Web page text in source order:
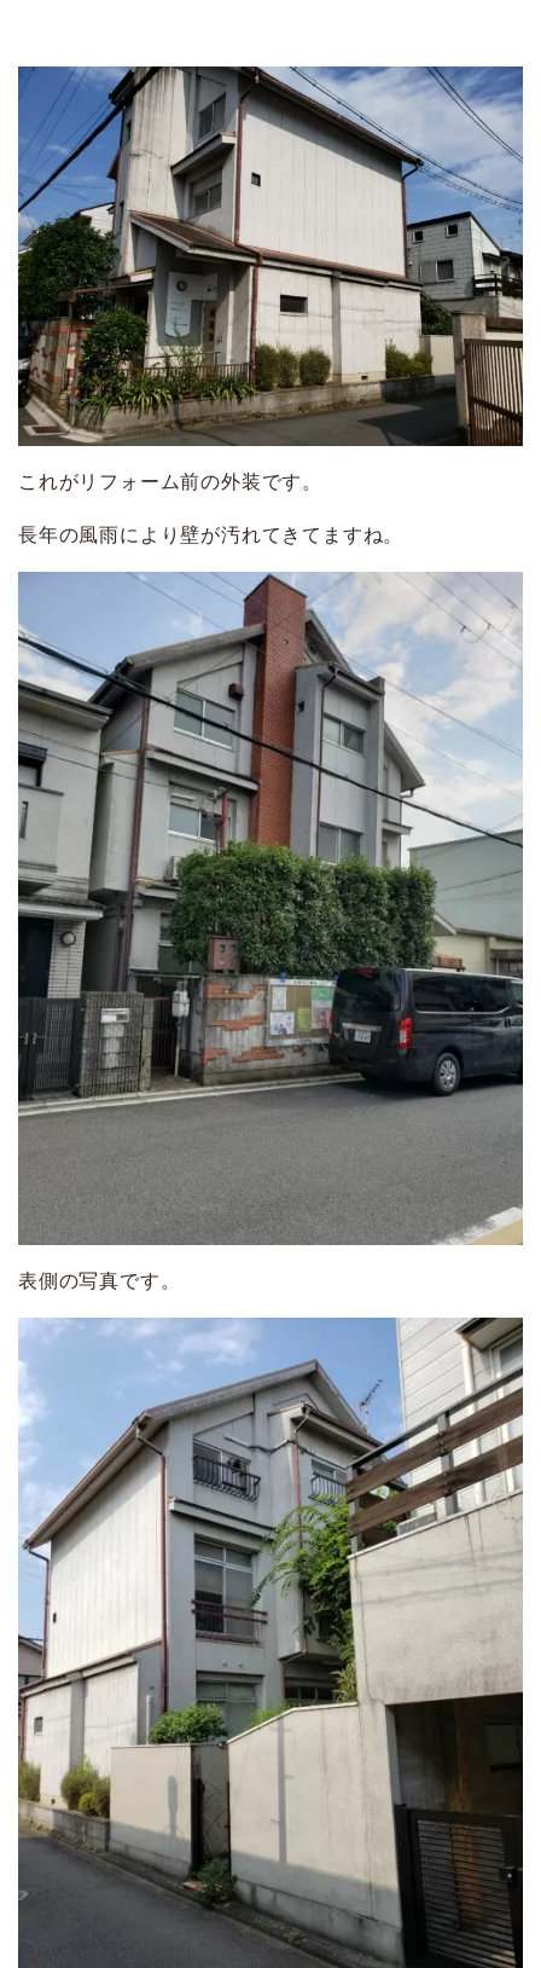
これがリフォーム前の外装です。
長年の風雨により壁が汚れてきてますね。
表側の写真です。